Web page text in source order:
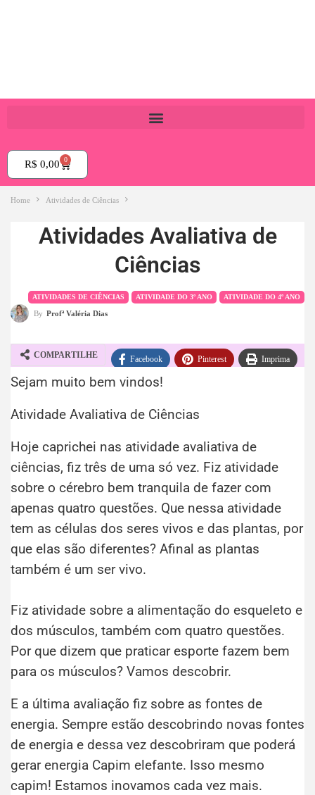
R$ 0,00 0
Home Atividades de Ciências
Atividades Avaliativa de
Ciências
ATIVIDADES DE CIÊNCIAS ATIVIDADE DO 3º ANO ATIVIDADE DO 4º ANO
By Profª Valéria Dias
COMPARTILHE Facebook Pinterest Imprima
Sejam muito bem vindos!
Atividade Avaliativa de Ciências
Hoje caprichei nas atividade avaliativa de
ciências, fiz três de uma só vez. Fiz atividade
sobre o cérebro bem tranquila de fazer com
apenas quatro questões. Que nessa atividade
tem as células dos seres vivos e das plantas, por
que elas são diferentes? Afinal as plantas
também é um ser vivo.
Fiz atividade sobre a alimentação do esqueleto e
dos músculos, também com quatro questões.
Por que dizem que praticar esporte fazem bem
para os músculos? Vamos descobrir.
E a última avaliação fiz sobre as fontes de
energia. Sempre estão descobrindo novas fontes
de energia e dessa vez descobriram que poderá
gerar energia Capim elefante. Isso mesmo
capim! Estamos inovamos cada vez mais.